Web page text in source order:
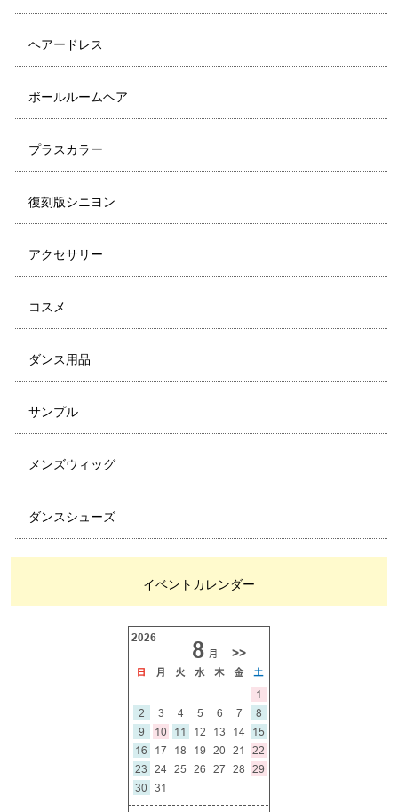
ヘアードレス
ボールルームヘア
プラスカラー
復刻版シニヨン
アクセサリー
コスメ
ダンス用品
サンプル
メンズウィッグ
ダンスシューズ
イベントカレンダー